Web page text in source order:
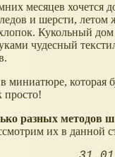
месяцев хочется
и шерсти,
Кукольный дом
чудесный
которая
просто!
разных методов
их в данной